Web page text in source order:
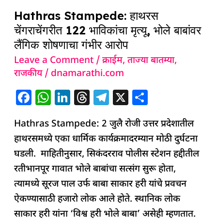
o
k
p
Hathras Stampede: हाथरस
चेंगराचेंगरीत 122 भाविकांचा मृत्यू, भोले बाबांवर
लैंगिक शोषणाचा गंभीर आरोप
Leave a Comment /क्राईम,ताज्या बातम्या,
राजकीय/ dnamarathi.com
F
c
e
b
o
o
k
W
at
s
A
p
p
Li
k
e
dI
n
T
re
a
d
s
T
el
e
g
ra
m
X
ar
e
Hathras Stampede: 2 जुलै रोजी उत्तर प्रदेशातील
हाथरसमध्ये एका धार्मिक कार्यक्रमादरम्यान मोठी दुर्घटना
घडली. माहितीनुसार, सिकंदरराव पोलीस स्टेशन हद्दीतील
रतीभानपूर गावात भोले बाबांचा सत्संग सुरू होता,
त्यामध्ये सूरज पाल उर्फ ​​बाबा साकार हरी यांचे प्रवचन
ऐकण्यासाठी हजारो लोक आले होते. स्थानिक लोक
साकार हरी यांना ‘विश्व हरी भोले बाबा’ असेही म्हणतात.
Stampede:
हाथरस
चेंगराचेंगरीत
122
भाविकांचा
मृत्यू,
भोले
बाबांवर
लैंगिक
शोषणाचा
गंभीर
आरोप